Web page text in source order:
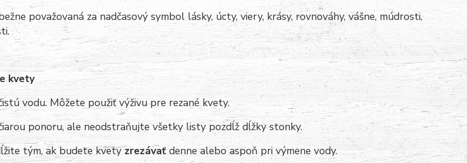
považovaná za nadčasový symbol lásky, úcty, viery, krásy, rovnováhy, vášne, múdrosti,
kvety
vodu. Môžete použiť výživu pre rezané kvety.
ponoru, ale neodstraňujte všetky listy pozdĺž dĺžky stonky.
tým, ak budete kvetyzrezávaťdenne alebo aspoň pri výmene vody.